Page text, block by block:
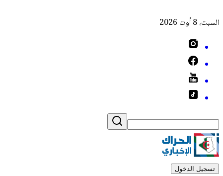
السبت، 8 أوت 2026
تسجيل الدخول